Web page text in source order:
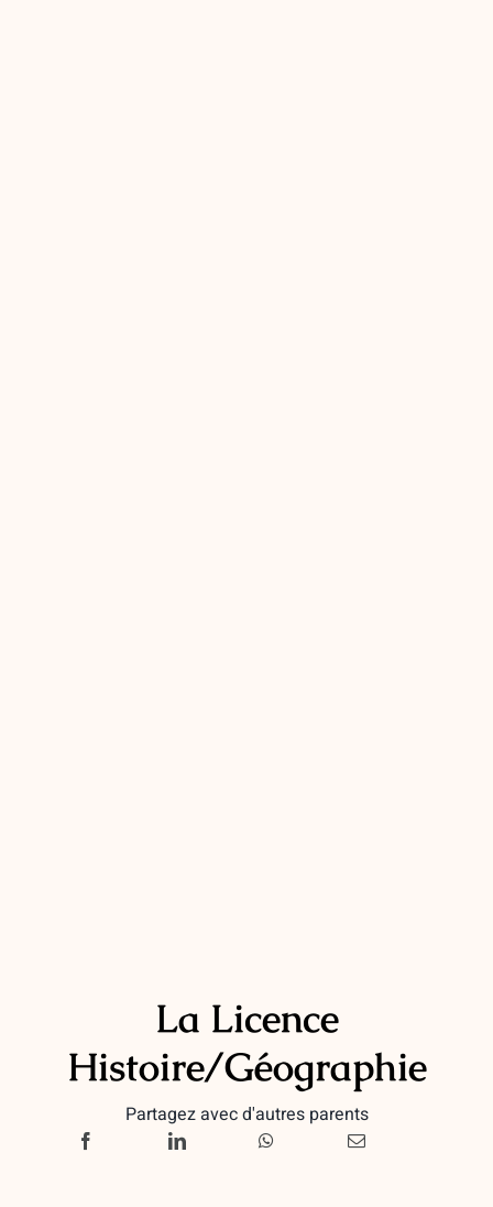
La Licence
Histoire/Géographie
Partagez avec d'autres parents